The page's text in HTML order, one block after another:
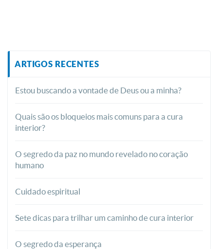
ARTIGOS RECENTES
Estou buscando a vontade de Deus ou a minha?
Quais são os bloqueios mais comuns para a cura
interior?
O segredo da paz no mundo revelado no coração
humano
Cuidado espiritual
Sete dicas para trilhar um caminho de cura interior
O segredo da esperança